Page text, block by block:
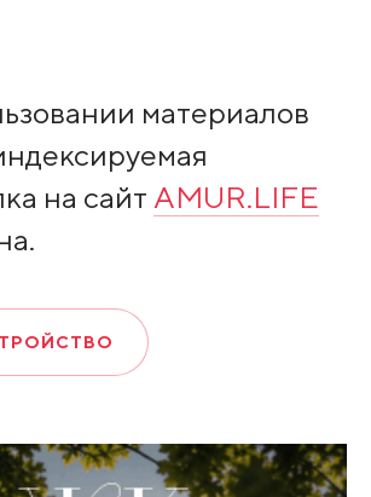
материалов
на сайт AMUR.LIFE